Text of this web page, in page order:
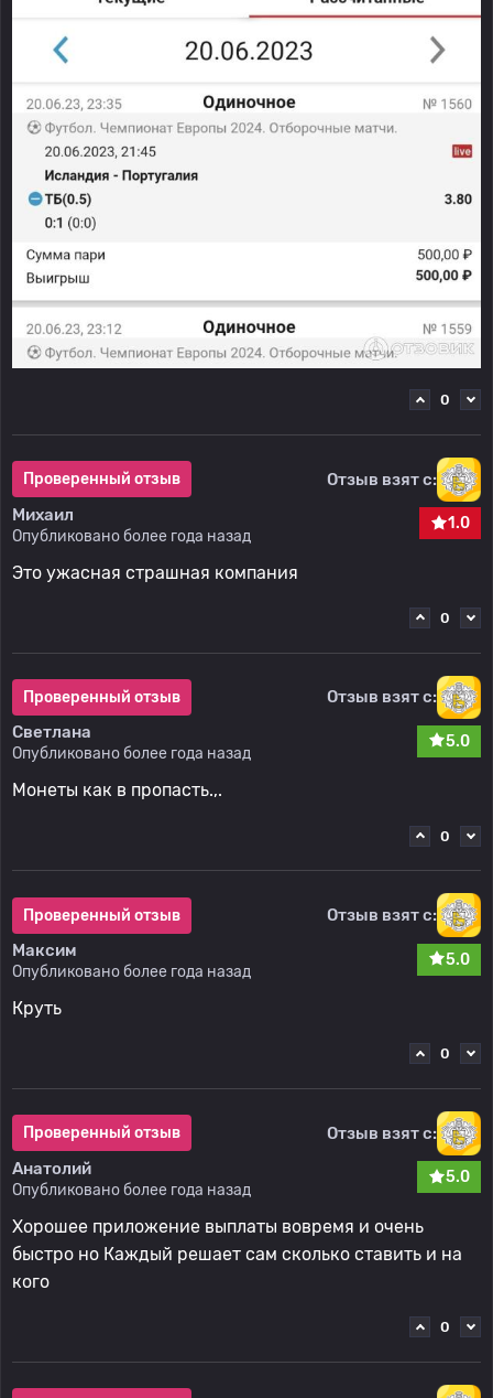
0
Проверенный отзыв
Отзыв взят с:
Михаил
Опубликовано более года назад
1.0
Это ужасная страшная компания
0
Проверенный отзыв
Отзыв взят с:
Светлана
Опубликовано более года назад
5.0
Монеты как в пропасть.,.
0
Проверенный отзыв
Отзыв взят с:
Максим
Опубликовано более года назад
5.0
Круть
0
Проверенный отзыв
Отзыв взят с:
Анатолий
Опубликовано более года назад
5.0
Хорошее приложение выплаты вовремя и очень
быстро но Каждый решает сам сколько ставить и на
кого
0